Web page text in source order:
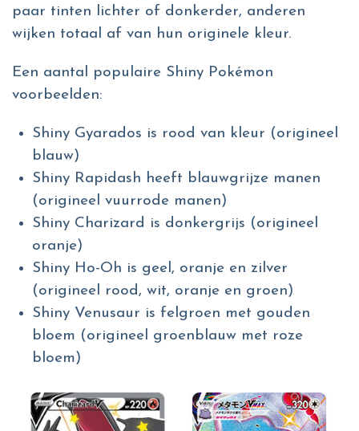
paar tinten lichter of donkerder, anderen
wijken totaal af van hun originele kleur.
Een aantal populaire Shiny Pokémon
voorbeelden:
Shiny Gyarados is rood van kleur (origineel
blauw)
Shiny Rapidash heeft blauwgrijze manen
(origineel vuurrode manen)
Shiny Charizard is donkergrijs (origineel
oranje)
Shiny Ho-Oh is geel, oranje en zilver
(origineel rood, wit, oranje en groen)
Shiny Venusaur is felgroen met gouden
bloem (origineel groenblauw met roze
bloem)